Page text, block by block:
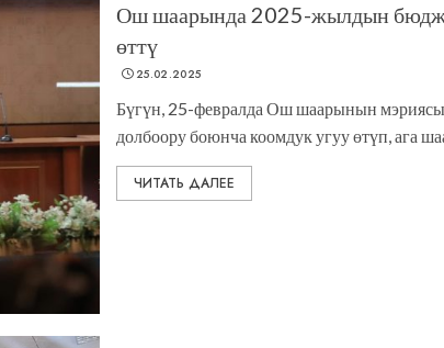
Ош шаарында 2025-жылдын
өттү
25.02.2025
Бүгүн, 25-февралда Ош шаарынын
долбоору боюнча коомдук угуу өтүп, ага
ЧИТАТЬ ДАЛЕЕ